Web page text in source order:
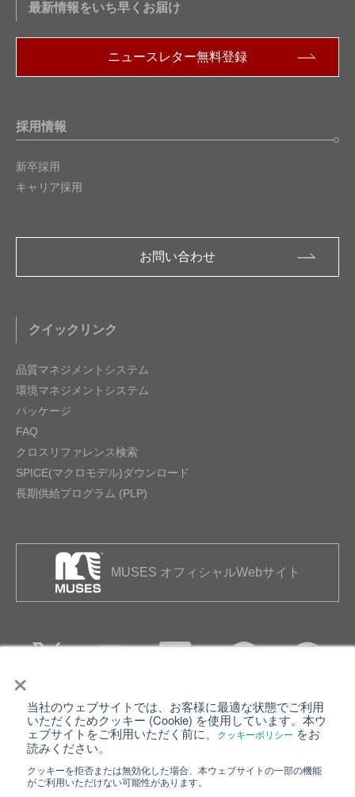
×
当社のウェブサイトでは、お客様に最適な状態でご利用
いただくためクッキー (Cookie) を使用しています。本ウ
ェブサイトをご利用いただく前に、
クッキーポリシー をお
読みください。
クッキーを拒否または無効化した場合、本ウェブサイトの一部の機能
がご利用いただけない可能性があります。
最新情報をいち早くお届け
ニュースレター無料登録
採用情報
新卒採用
キャリア採用
お問い合わせ
クイックリンク
品質マネジメントシステム
環境マネジメントシステム
パッケージ
FAQ
クロスリファレンス検索
SPICE(マクロモデル)ダウンロード
長期供給プログラム (PLP)
MUSES オフィシャルWebサイト
個人情報保護について ウェブサイト利用規約
クッキーポリシー
日清紡ホールディングス